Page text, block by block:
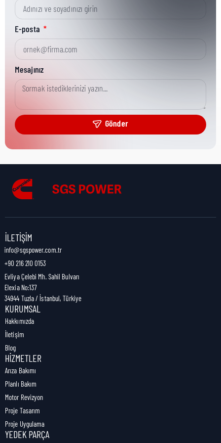
Kısa Parça No:
Ürün Grubu:
Ürün Kategorisi:
Nakliye Yüksekliği:
Nakliye Uzunluğu:
Nakliye Ağırlığı:
E-posta
Mesajınız
Gönder
İLETIŞIM
info@sgspower.com.tr
+90 216 210 0153
Evliya Çelebi Mh. Sahil Bulvarı
Elexia No:137
34944 Tuzla / İstanbul, Türkiye
KURUMSAL
Hakkımızda
İletişim
Blog
HIZMETLER
Arıza Bakımı
Planlı Bakım
Motor Revizyon
Proje Tasarım
Proje Uygulama
YEDEK PARÇA